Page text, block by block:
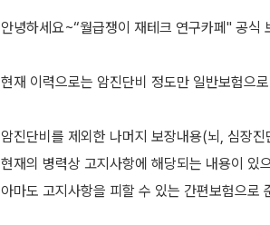
안녕하세요~“월급쟁이 재테크 연구카페" 공식
현재 이력으로는 암진단비 정도만 일반보험으
암진단비를 제외한 나머지 보장내용(뇌, 심장
현재의 병력상 고지사항에 해당되는 내용이 있
아마도 고지사항을 피할 수 있는 간편보험으로